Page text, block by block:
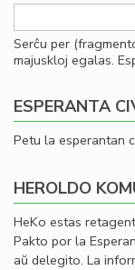
Serĉu per
majuskloj egalas.
ESPERANTA
Petu la esperantan
HEROLDO
HeKo estas
Pakto por la
aŭ delegito. La